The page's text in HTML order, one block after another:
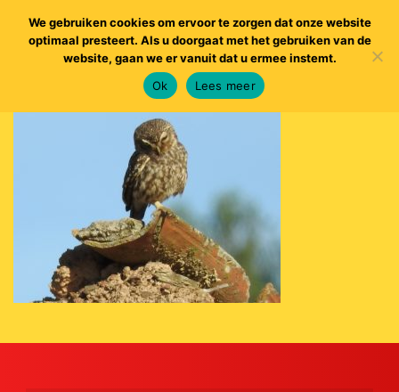
We gebruiken cookies om ervoor te zorgen dat onze website
optimaal presteert. Als u doorgaat met het gebruiken van de
website, gaan we er vanuit dat u ermee instemt.
Ok
Lees meer